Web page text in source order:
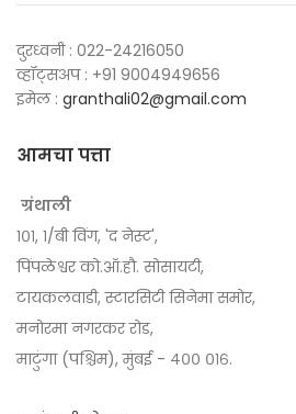
दुरध्वनी : 022-24216050
व्हॉट्सअप : +91 9004949656
इमेल : granthali02@gmail.com
आमचा पत्ता
ग्रंथाली
१०१, १/बी विंग, 'द नेस्ट',
पिंपळेश्वर को.ऑ.हौ. सोसायटी,
टायकलवाडी, स्टारसिटी सिनेमा समोर,
मनोरमा नगरकर रोड,
माटुंगा (पश्चिम), मुंबई - ४०० ०१६.